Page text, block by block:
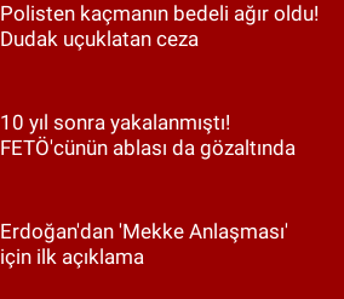
Polisten kaçmanın bedeli ağır oldu!
Dudak uçuklatan ceza
10 yıl sonra yakalanmıştı!
FETÖ'cünün ablası da gözaltında
Erdoğan'dan 'Mekke Anlaşması'
için ilk açıklama